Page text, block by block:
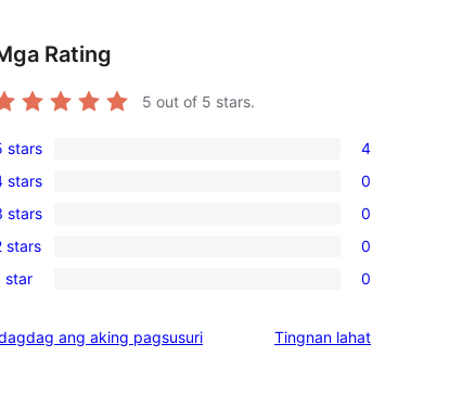
Rating
5 out of 5 stars.
stars 4
stars 0
stars 0
stars 0
star 0
ang aking pagsusuri Tingnan lahatng